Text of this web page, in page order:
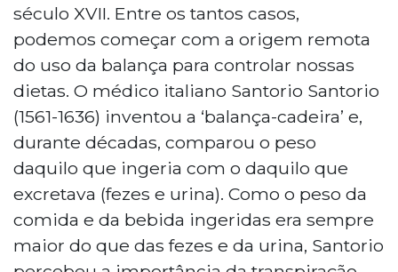
século XVII. Entre os tantos casos,
podemos começar com a origem remota
do uso da balança para controlar nossas
dietas. O médico italiano Santorio Santorio
(1561-1636) inventou a ‘balança-cadeira’ e,
durante décadas, comparou o peso
daquilo que ingeria com o daquilo que
excretava (fezes e urina). Como o peso da
comida e da bebida ingeridas era sempre
maior do que das fezes e da urina, Santorio